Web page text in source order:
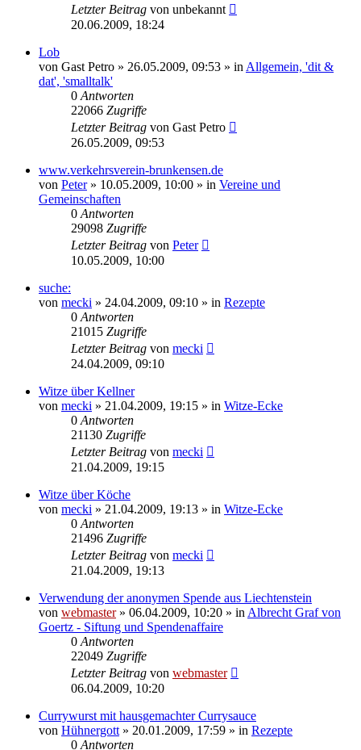
Letzter Beitrag von unbekannt
20.06.2009, 18:24
Lob
von Gast Petro » 26.05.2009, 09:53 » in Allgemein, 'dit &
dat', 'smalltalk'
0 Antworten
22066 Zugriffe
Letzter Beitrag von Gast Petro
26.05.2009, 09:53
www.verkehrsverein-brunkensen.de
von Peter» 10.05.2009, 10:00 » in Vereine und
Gemeinschaften
0 Antworten
29098 Zugriffe
Letzter Beitrag von Peter
10.05.2009, 10:00
suche:
von mecki » 24.04.2009, 09:10 » in Rezepte
0 Antworten
21015 Zugriffe
Letzter Beitrag von mecki
24.04.2009, 09:10
Witze über Kellner
von mecki » 21.04.2009, 19:15 » in Witze-Ecke
0 Antworten
21130 Zugriffe
Letzter Beitrag von mecki
21.04.2009, 19:15
Witze über Köche
von mecki » 21.04.2009, 19:13 » in Witze-Ecke
0 Antworten
21496 Zugriffe
Letzter Beitrag von mecki
21.04.2009, 19:13
Verwendung der anonymen Spende aus Liechtenstein
von webmaster» 06.04.2009, 10:20 » in Albrecht Graf von
Goertz - Siftung und Spendenaffaire
0 Antworten
22049 Zugriffe
Letzter Beitrag von webmaster
06.04.2009, 10:20
Currywurst mit hausgemachter Currysauce
von Hühnergott » 20.01.2009, 17:59 » in Rezepte
0 Antworten